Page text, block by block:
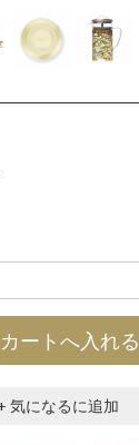
カートへ入れる
気になるに追加